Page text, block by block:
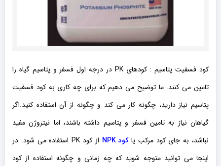
کود فسفیت پتاسیم : کودهای PK در درجه اول فسفر و پتاسیم گیاه را
تامین می کنند. ما توضیح می دهیم که برای چه کاری به کود فسفیت
پتاسیم نیاز دارید، چگونه کار می کند و چگونه از آن استفاده کنید.اگر
گیاهان نیاز به تامین فسفر و پتاسیم داشته باشند، اما نیتروژن مفید
نباشد، به جای کود مرکب یاکود NPK
از کود PK استفاده می شود. در
اینجا می توانید متوجه شوید که چه زمانی و چگونه استفاده از کود